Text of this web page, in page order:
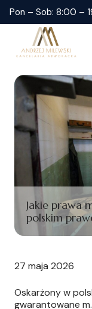
Pon – Sob: 8:00 –
Jakie prawa
polskim
27 maja 2026
Oskarżony w
gwarantowane